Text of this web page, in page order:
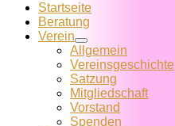
Startseite
Beratung
Verein
Allgemein
Vereins­geschichte
Satzung
Mitglied­schaft
Vorstand
Spenden